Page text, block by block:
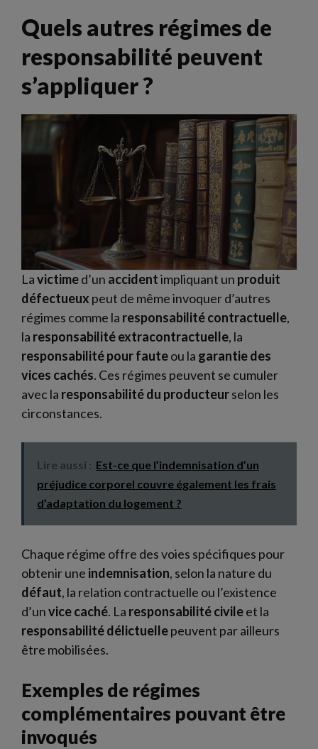
Quels autres régimes de
responsabilité peuvent
s’appliquer ?
Lavictimed’un accidentimpliquant un produit
défectueux peut de même invoquer d’autres
régimes comme la responsabilité contractuelle,
la responsabilité extracontractuelle, la
responsabilité pour fauteou la garantie des
vices cachés. Ces régimes peuvent se cumuler
avec la responsabilité du producteurselon les
circonstances.
Lire aussi : Est-ce que l’indemnisation d’un
préjudice corporel couvre également les frais
d’adaptation du logement ?
Chaque régime offre des voies spécifiques pour
obtenir une indemnisation, selon la nature du
défaut, la relation contractuelle ou l’existence
d’unvice caché. La responsabilité civileet la
responsabilité délictuellepeuvent par ailleurs
être mobilisées.
Exemples de régimes
complémentaires pouvant être
invoqués